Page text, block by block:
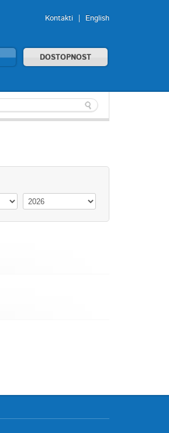
Kontakti English
DOSTOPNOST